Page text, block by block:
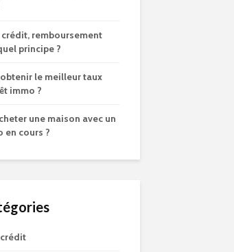
crédit, remboursement
principe ?
le meilleur taux
immo ?
une maison avec un
en cours ?